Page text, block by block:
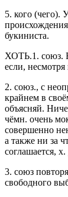
5. кого (чего).
происхождения
букиниста.
ХОТЬ.1. союз.
если, несмотря
2. союз., с
крайнем в
объясняй.
чёмн. очень
совершенно
а также ни за
соглашается,
3. союз
свободного